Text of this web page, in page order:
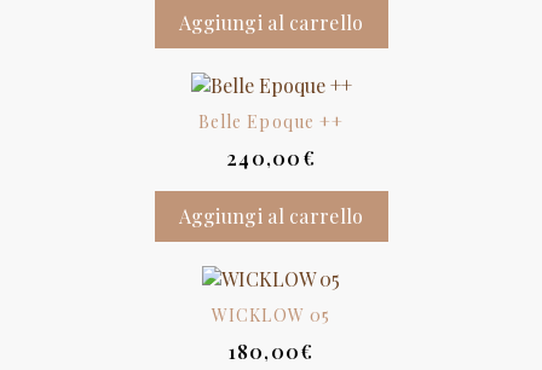
Aggiungi al carrello
Belle Epoque ++
240,00€
Aggiungi al carrello
WICKLOW 05
180,00€